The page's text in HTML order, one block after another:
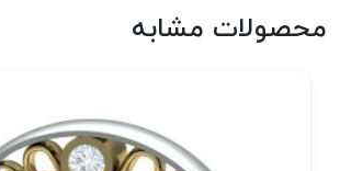
محصولات مشابه